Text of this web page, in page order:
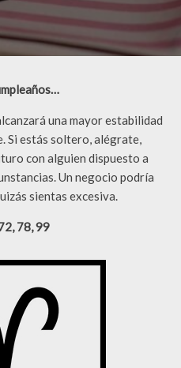
una mayor estabilidad
Si estás soltero, alégrate,
con alguien dispuesto a
Un negocio podría
sientas excesiva.
78, 99